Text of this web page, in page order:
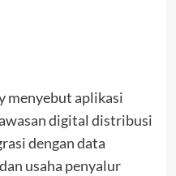
menyebut aplikasi
digital distribusi
dengan data
usaha penyalur